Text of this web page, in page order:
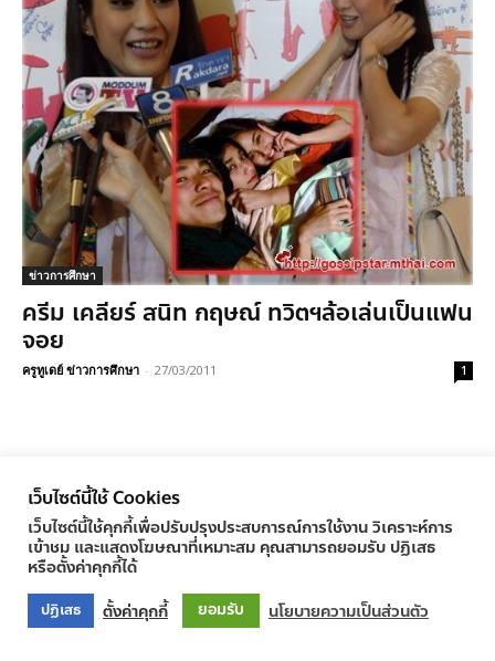
ข่าวการศึกษา
ครีม เคลียร์ สนิท กฤษณ์ ทวิตฯล้อเล่นเป็นแฟน
จอย
ครูทูเดย์ ข่าวการศึกษา - 27/03/2011 1
เว็บไซต์นี้ใช้ Cookies
เว็บไซต์นี้ใช้คุกกี้เพื่อปรับปรุงประสบการณ์การใช้งาน วิเคราะห์การ
เข้าชม และแสดงโฆษณาที่เหมาะสม คุณสามารถยอมรับ ปฏิเสธ
หรือตั้งค่าคุกกี้ได้
ปฏิเสธ ตั้งค่าคุกกี้ ยอมรับ นโยบายความเป็นส่วนตัว